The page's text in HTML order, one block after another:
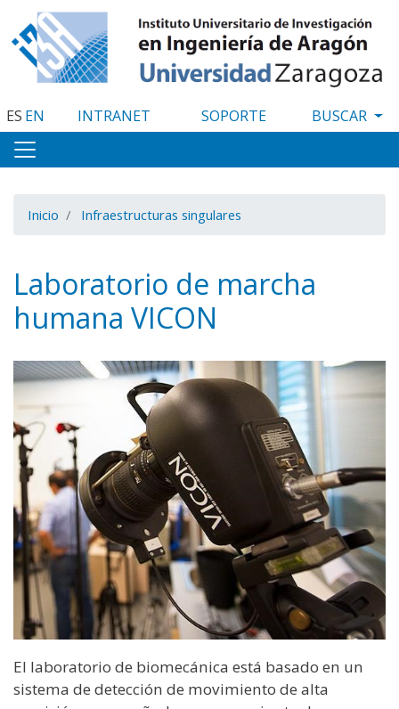
al
contenido
principal
ES EN INTRANET SOPORTE
Inicio Infraestructuras singulares
Laboratorio de marcha
humana VICON
El laboratorio de biomecánica está basado en un
sistema de detección de movimiento de alta